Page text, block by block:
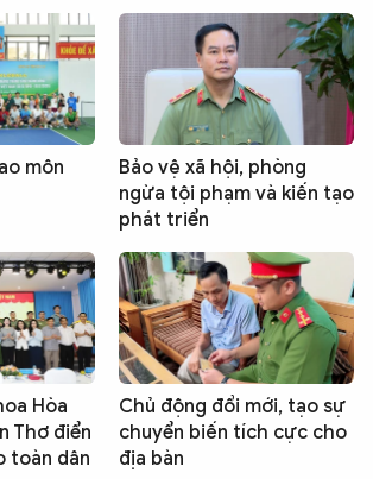
môn
Bảo vệ xã hội, phòng
ngừa tội phạm và kiến tạo
phát triển
Hòa
Thơ điển
toàn dân
Chủ động đổi mới, tạo sự
chuyển biến tích cực cho
địa bàn